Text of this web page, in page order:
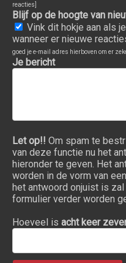
reacties]
Blijf op de hoogte van
Vink dit hokje aan als
wanneer er nieuwe
goed je e-mail adres hierboven om er
Je bericht
Let op!! Om spam te
van deze functie nu het
hieronder te geven. Het
worden in de vorm van
het antwoord onjuist is
formulier verder worden
Hoeveel is acht keer